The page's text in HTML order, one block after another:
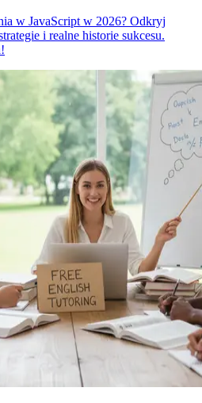
w JavaScript w 2026? Odkryj
i realne historie sukcesu.